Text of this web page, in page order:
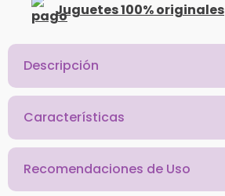
Juguetes 100% originales
Descripción
Características
Recomendaciones de Uso